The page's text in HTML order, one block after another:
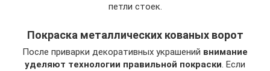
петли стоек.
Покраска металлических кованых ворот
После приварки декоративных украшений внимание
уделяют технологии правильной покраски. Если